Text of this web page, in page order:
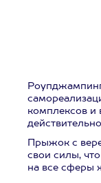
комплексов и
Прыжок с
свои силы,
на все сферы